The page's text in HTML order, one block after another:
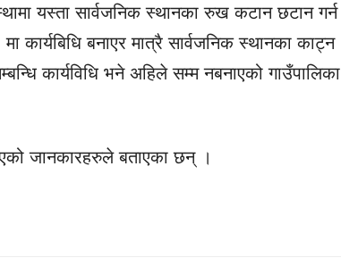
यस्ता सार्वजनिक स्थानका रुख कटान छटान गर्न
कार्यबिधि बनाएर मात्रै सार्वजनिक स्थानका काट्न
कार्यविधि भने अहिले सम्म नबनाएको गाउँपालिका
जानकारहरुले बताएका छन् ।